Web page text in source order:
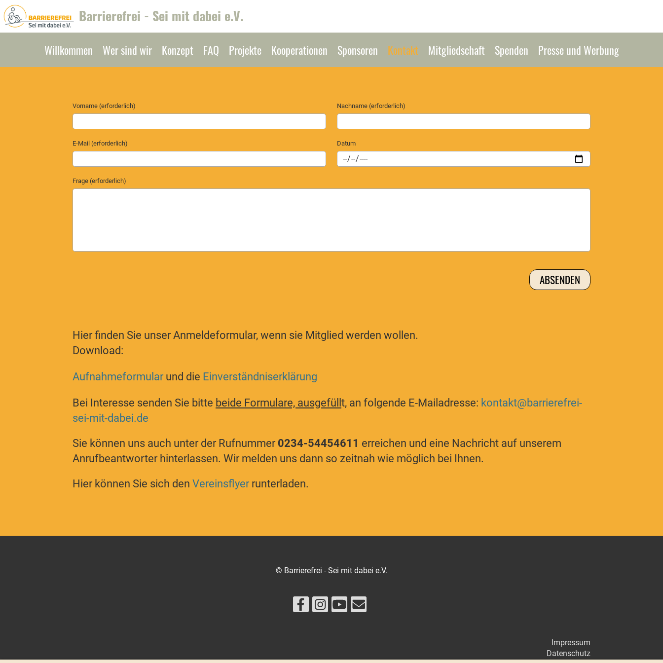
Barrierefrei - Sei mit dabei e.V.
Willkommen Wer sind wir Konzept FAQ Projekte Kooperationen Sponsoren Kontakt Mitgliedschaft Spenden Presse und Werbung
Vorname (erforderlich) Nachname (erforderlich)
E-Mail (erforderlich) Datum
Frage (erforderlich)
Hier finden Sie unser Anmeldeformular, wenn sie Mitglied werden wollen.
Download:
Aufnahmeformularund die Einverständniserklärung
Bei Interesse senden Sie bitte beide Formulare, ausgefüllt, an folgende E-Mailadresse: kontakt@barrierefrei-
sei-mit-dabei.de
Sie können uns auch unter der Rufnummer0234-54454611 erreichen und eine Nachricht auf unserem
Anrufbeantworter hinterlassen. Wir melden uns dann so zeitnah wie möglich bei Ihnen.
Hier können Sie sich den Vereinsflyerrunterladen.
© Barrierefrei - Sei mit dabei e.V.
Impressum
Datenschutz